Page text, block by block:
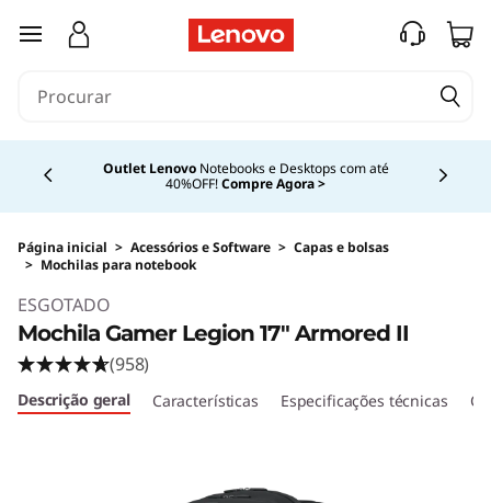
saltar para o conteúdo principal
Outlet Lenovo Notebooks e Desktops com até
40%OFF!Compre Agora >
Página inicial > Acessórios e Software > Capas e bolsas
> Mochilas para notebook
ESGOTADO
Mochila Gamer Legion 17" Armored II
(958)
Descrição geral Características Especificações técnicas